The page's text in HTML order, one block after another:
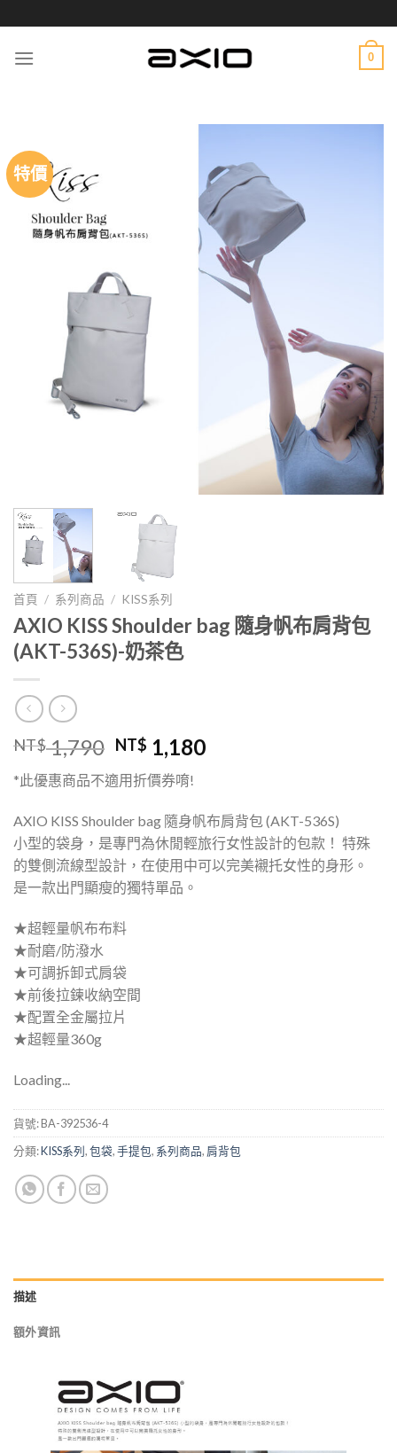
to
content
0
特價
首頁 / 系列商品 / KISS系列
AXIO KISS Shoulder bag 隨身帆布肩背包
(AKT-536S)-奶茶色
NT$1,790 NT$ 1,180
*此優惠商品不適用折價券唷!
AXIO KISS Shoulder bag 隨身帆布肩背包 (AKT-536S)
小型的袋身，是專門為休閒輕旅行女性設計的包款！ 特殊
的雙側流線型設計，在使用中可以完美襯托女性的身形。
是一款出門顯瘦的獨特單品。
★超輕量帆布布料
★耐磨/防潑水
★可調拆卸式肩袋
★前後拉鍊收納空間
★配置全金屬拉片
★超輕量360g
Loading...
貨號:BA-392536-4
分類:KISS系列,包袋,手提包, 系列商品, 肩背包
描述
額外資訊